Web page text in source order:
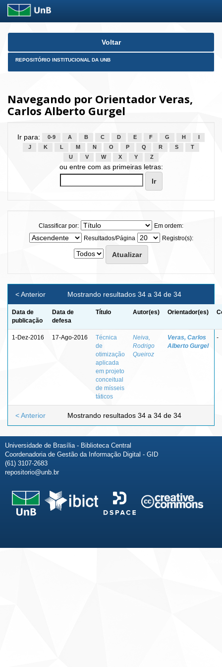
Skip
Voltar
REPOSITÓRIO INSTITUCIONAL DA UNB
Navegando por Orientador Veras,
Carlos Alberto Gurgel
Ir para: 0-9 A B C D E F G H
J
K L M N O P Q R S
T
U
V W X Y Z
ou entre com as primeiras letras:
Classificar por:
Em ordem:
Resultados/Página
Registro(s):
Mostrando resultados 34 a 34 de 34
< Anterior
Data de
publicação
Data de
defesa
Título Autor(es) Orientador(es)
1-Dez-2016 17-Ago-2016
Técnica
de
otimização
aplicada
em projeto
conceitual
de mísseis
táticos
Neiva,
Rodrigo
Queiroz
Veras, Carlos
Alberto Gurgel
-
Mostrando resultados 34 a 34 de 34
< Anterior
Universidade de Brasília - Biblioteca Central
Coordenadoria de Gestão da Informação Digital - GID
(61) 3107-2683
repositorio@unb.br